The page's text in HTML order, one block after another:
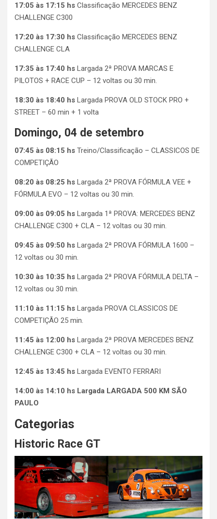
17:05 às 17:15 hs Classificação MERCEDES BENZ
CHALLENGE C300
17:20 às 17:30 hs Classificação MERCEDES BENZ
CHALLENGE CLA
17:35 às 17:40 hs Largada 2ª PROVA MARCAS E
PILOTOS + RACE CUP – 12 voltas ou 30 min.
18:30 às 18:40 hs Largada PROVA OLD STOCK PRO +
STREET – 60 min + 1 volta
Domingo, 04 de setembro
07:45 às 08:15 hs Treino/Classificação – CLASSICOS DE
COMPETIÇÃO
08:20 às 08:25 hs Largada 2ª PROVA FÓRMULA VEE +
FÓRMULA EVO – 12 voltas ou 30 min.
09:00 às 09:05 hs Largada 1ª PROVA: MERCEDES BENZ
CHALLENGE C300 + CLA – 12 voltas ou 30 min.
09:45 às 09:50 hs Largada 2ª PROVA FÓRMULA 1600 –
12 voltas ou 30 min.
10:30 às 10:35 hs Largada 2ª PROVA FÓRMULA DELTA –
12 voltas ou 30 min.
11:10 às 11:15 hs Largada PROVA CLASSICOS DE
COMPETIÇÃO 25 min.
11:45 às 12:00 hs Largada 2ª PROVA MERCEDES BENZ
CHALLENGE C300 + CLA – 12 voltas ou 30 min.
12:45 às 13:45 hs Largada EVENTO FERRARI
14:00 às 14:10 hs Largada LARGADA 500 KM SÃO
PAULO
Categorias
Historic Race GT